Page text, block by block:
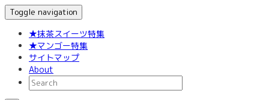
Toggle navigation
★抹茶スイーツ特集
★マンゴー特集
サイトマップ
About